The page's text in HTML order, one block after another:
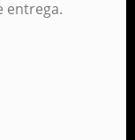
entrega.